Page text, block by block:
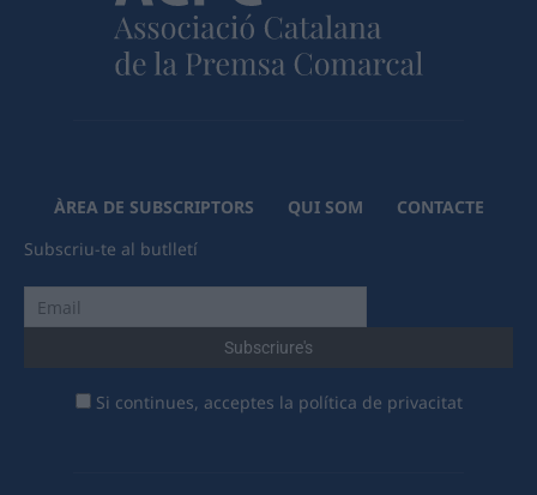
ÀREA DE SUBSCRIPTORS QUI SOM
CONTACTE
Subscriu-te al butlletí
Si continues, acceptes la política de privacitat